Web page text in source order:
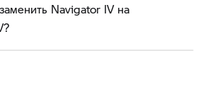
Navigator IV на